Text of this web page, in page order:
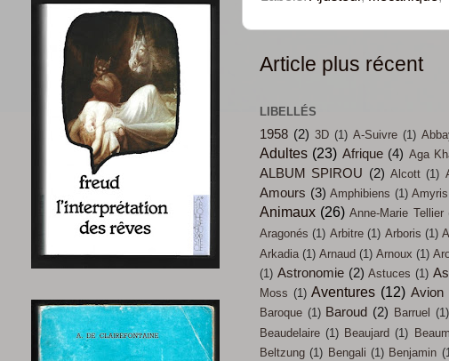
Article plus récent
LIBELLÉS
1958 (2) 3D (1) A-Suivre (1)
Adultes (23) Afrique (4) Aga
ALBUM SPIROU (2) Alcott (1)
Amours (3) Amphibiens (1) Amyris
Animaux (26) Anne-Marie Tellier
Aragonés (1) Arbitre (1) Arboris (1)
Arkadia (1) Arnaud (1) Arnoux (1)
(1) Astronomie (2) Astuces (1)
Moss (1) Aventures (12) Avion
Baroque (1) Baroud (2) Barruel (1)
Beaudelaire (1) Beaujard (1)
Beltzung (1) Bengali (1) Benjamin